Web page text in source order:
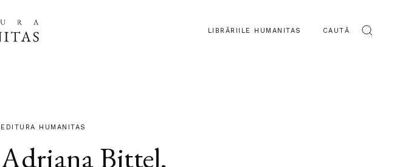
LIBRĂRIILE HUMANITAS CAUTĂ
EDITURA HUMANITAS
Adriana Bittel,